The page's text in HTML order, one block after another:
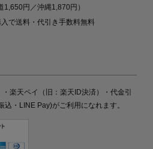
1,650円／沖縄1,870円）
で送料・代引き手数料無料
楽天ペイ（旧：楽天ID決済）・代金引
・LINE Pay)がご利用になれます。